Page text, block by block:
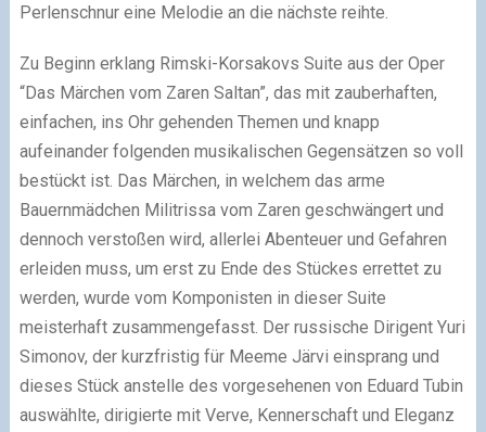
Perlenschnur eine Melodie an die nächste reihte.
Zu Beginn erklang Rimski-Korsakovs Suite aus der Oper
“Das Märchen vom Zaren Saltan”, das mit zauberhaften,
einfachen, ins Ohr gehenden Themen und knapp
aufeinander folgenden musikalischen Gegensätzen so voll
bestückt ist. Das Märchen, in welchem das arme
Bauernmädchen Militrissa vom Zaren geschwängert und
dennoch verstoßen wird, allerlei Abenteuer und Gefahren
erleiden muss, um erst zu Ende des Stückes errettet zu
werden, wurde vom Komponisten in dieser Suite
meisterhaft zusammengefasst. Der russische Dirigent Yuri
Simonov, der kurzfristig für Meeme Järvi einsprang und
dieses Stück anstelle des vorgesehenen von Eduard Tubin
auswählte, dirigierte mit Verve, Kennerschaft und Eleganz